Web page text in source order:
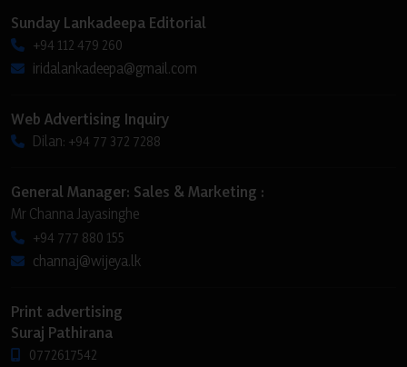
Sunday Lankadeepa Editorial
+94 112 479 260
iridalankadeepa@gmail.com
Web Advertising Inquiry
Dilan: +94 77 372 7288
General Manager: Sales & Marketing :
Mr Channa Jayasinghe
+94 777 880 155
channaj@wijeya.lk
Print advertising
Suraj Pathirana
0772617542